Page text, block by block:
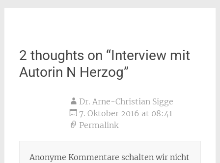
2 thoughts on “Interview mit
Autorin N Herzog”
Dr. Arne-Christian Sigge
7. Oktober 2016 at 08:41
Permalink
Anonyme Kommentare schalten wir nicht